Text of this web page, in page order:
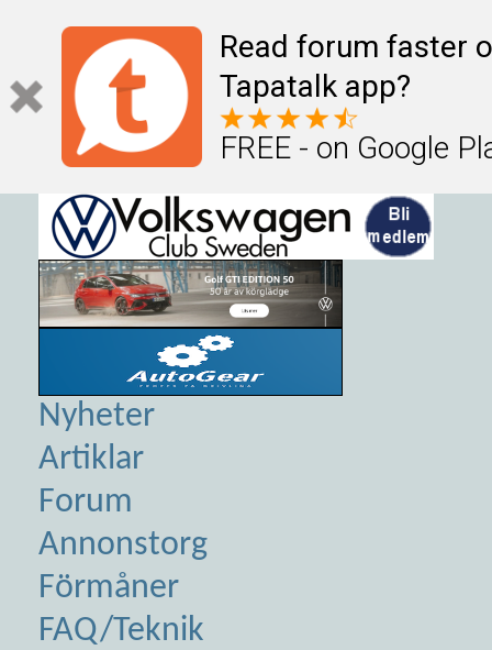
Read forum faster
Tapatalk app?
FREE - on Google
Nyheter
Artiklar
Forum
Annonstorg
Förmåner
FAQ/Teknik